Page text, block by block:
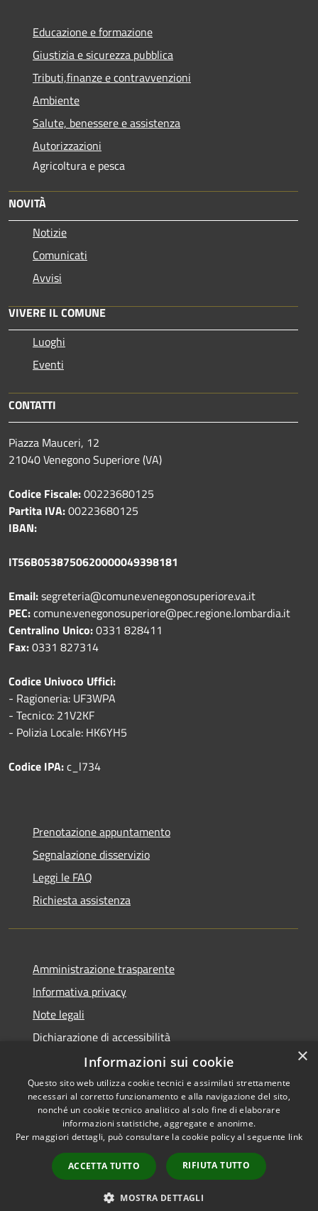
Educazione e formazione
Giustizia e sicurezza pubblica
Tributi,finanze e contravvenzioni
Ambiente
Salute, benessere e assistenza
Autorizzazioni
Agricoltura e pesca
NOVITÀ
Notizie
Comunicati
Avvisi
VIVERE IL COMUNE
Luoghi
Eventi
CONTATTI
Piazza Mauceri, 12
21040 Venegono Superiore (VA)
Codice Fiscale:00223680125
Partita IVA:00223680125
IBAN:
IT56B0538750620000049398181
Email:segreteria@comune.venegonosuperiore.va.it
PEC:comune.venegonosuperiore@pec.regione.lombardia.it
Centralino Unico:0331 828411
Fax:0331 827314
Codice Univoco Uffici:
- Ragioneria: UF3WPA
- Tecnico: 21V2KF
- Polizia Locale: HK6YH5
Codice IPA:c_l734
Prenotazione appuntamento
Segnalazione disservizio
Leggi le FAQ
Richiesta assistenza
Amministrazione trasparente
Informativa privacy
Note legali
Dichiarazione di accessibilità
Accessibilità
Privacy
Mappa del sito
Copyright © 2026 • Comune di
Venegono Superiore • Powered
byMunicipium•Accesso
redazione
×
Informazioni sui cookie
Questo sito web utilizza cookie tecnici e assimilati strettamente
necessari al corretto funzionamento e alla navigazione del sito,
nonché un cookie tecnico analitico al solo fine di elaborare
informazioni statistiche, aggregate e anonime.
Per maggiori dettagli, può consultare la cookie policy al seguente link
ACCETTA TUTTO RIFIUTA TUTTO
MOSTRA DETTAGLI